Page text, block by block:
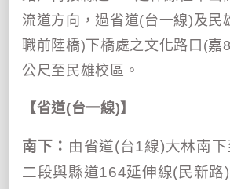
流道方向，過省道(台一線) 及民
職前陸橋)下橋處之文化路口 (嘉
公尺至民雄校區。
【省道(台一線)】
南下： 由省道(台1線)大林南
二段與縣道164延伸線(民新路)